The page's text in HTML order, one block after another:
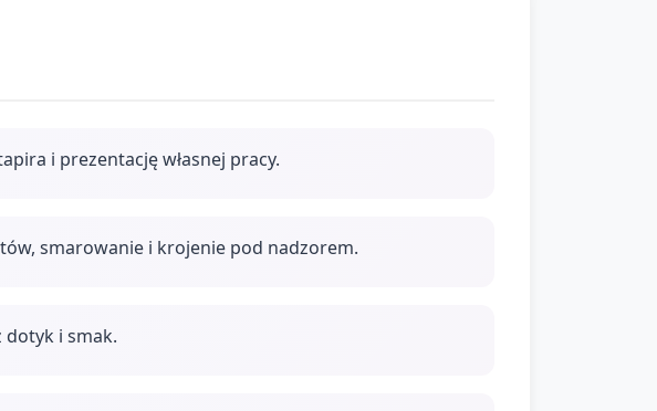
i prezentację własnej pracy.
smarowanie i krojenie pod nadzorem.
i smak.